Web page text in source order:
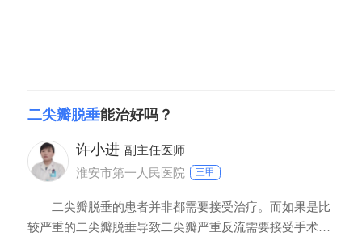
二尖瓣脱垂能治好吗？
许小进 副主任医师
淮安市第一人民医院
三甲
二尖瓣脱垂的患者并非都需要接受治疗。而如果是比
较严重的二尖瓣脱垂导致二尖瓣严重反流需要接受手术治